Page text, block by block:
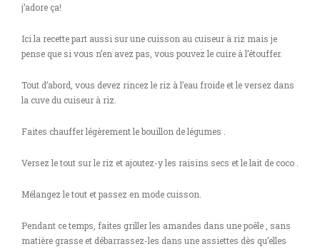
j’adore ça!
Ici la recette part aussi sur une cuisson au cuiseur à riz mais je
pense que si vous n’en avez pas, vous pouvez le cuire à l’étouffer.
Tout d’abord, vous devez rincez le riz à l’eau froide et le versez dans
la cuve du cuiseur à riz.
Faites chauffer légèrement le bouillon de légumes .
Versez le tout sur le riz et ajoutez-y les raisins secs et le lait de coco .
Mélangez le tout et passez en mode cuisson.
Pendant ce temps, faites griller les amandes dans une poêle , sans
matière grasse et débarrassez-les dans une assiettes dès qu’elles